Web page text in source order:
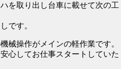
を取り出し台車に載せて次の工
です。
械操作がメインの軽作業です。
心してお仕事スタートしていた